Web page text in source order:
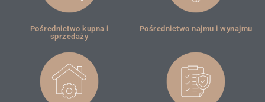
Pośrednictwo kupna i
sprzedaży
Pośrednictwo najmu i wynajmu